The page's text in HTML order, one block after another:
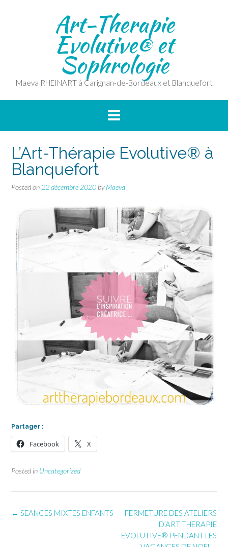
Art-Therapie
Evolutive® et
Sophrologie
Maeva RHEINART à Carignan-de-Bordeaux et Blanquefort
L’Art-Thérapie Evolutive® à
Blanquefort
Posted on 22 décembre 2020 byMaeva
Partager :
Facebook X
Posted in Uncategorized
Post
FERMETURE DES ATELIERS
D’ART THERAPIE
EVOLUTIVE® PENDANT LES
← SEANCES MIXTES ENFANTS